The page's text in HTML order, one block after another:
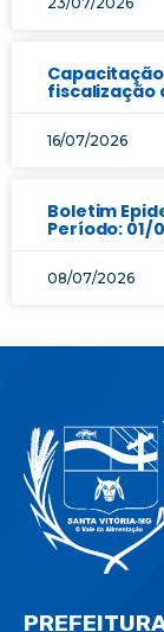
fiscalização
16/07/2026
Boletim
Período: 01/
08/07/2026